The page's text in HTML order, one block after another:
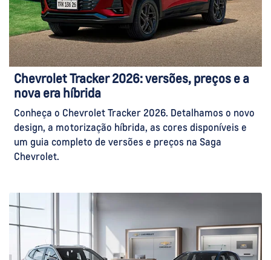
Chevrolet Tracker 2026: versões, preços e a
nova era híbrida
Conheça o Chevrolet Tracker 2026. Detalhamos o novo
design, a motorização híbrida, as cores disponíveis e
um guia completo de versões e preços na Saga
Chevrolet.